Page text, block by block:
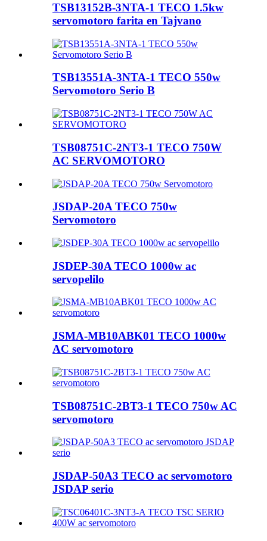
TSB13152B-3NTA-1 TECO 1.5kw
servomotoro farita en Tajvano
TSB13551A-3NTA-1 TECO 550w
Servomotoro Serio B
TSB08751C-2NT3-1 TECO 750W
AC SERVOMOTORO
JSDAP-20A TECO 750w
Servomotoro
JSDEP-30A TECO 1000w ac
servopelilo
JSMA-MB10ABK01 TECO 1000w
AC servomotoro
TSB08751C-2BT3-1 TECO 750w AC
servomotoro
JSDAP-50A3 TECO ac servomotoro
JSDAP serio